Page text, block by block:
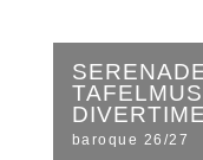
baroque 26/27